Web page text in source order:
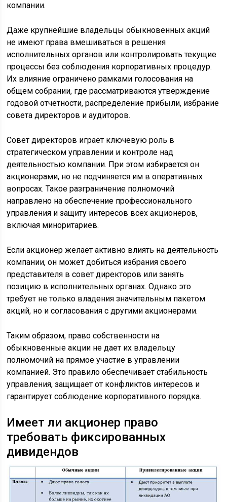
компании.
Даже крупнейшие владельцы обыкновенных акций
не имеют права вмешиваться в решения
исполнительных органов или контролировать текущие
процессы без соблюдения корпоративных процедур.
Их влияние ограничено рамками голосования на
общем собрании, где рассматриваются утверждение
годовой отчетности, распределение прибыли, избрание
совета директоров и аудиторов.
Совет директоров играет ключевую роль в
стратегическом управлении и контроле над
деятельностью компании. При этом избирается он
акционерами, но не подчиняется им в оперативных
вопросах. Такое разграничение полномочий
направлено на обеспечение профессионального
управления и защиту интересов всех акционеров,
включая миноритариев.
Если акционер желает активно влиять на деятельность
компании, он может добиться избрания своего
представителя в совет директоров или занять
позицию в исполнительных органах. Однако это
требует не только владения значительным пакетом
акций, но и согласования с другими акционерами.
Таким образом, право собственности на
обыкновенные акции не дает их владельцу
полномочий на прямое участие в управлении
компанией. Это правило обеспечивает стабильность
управления, защищает от конфликтов интересов и
гарантирует соблюдение корпоративного порядка.
Имеет ли акционер право
требовать фиксированных
дивидендов